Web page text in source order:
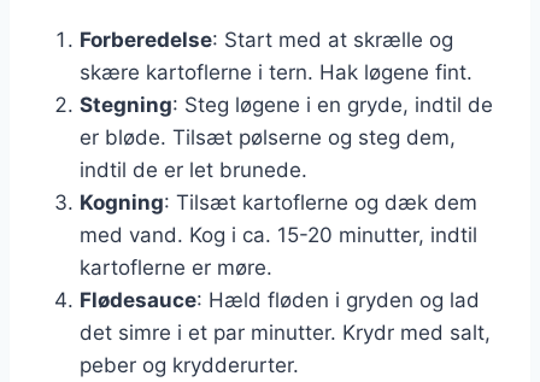
Forberedelse: Start med at skrælle og
skære kartoflerne i tern. Hak løgene fint.
Stegning: Steg løgene i en gryde, indtil de
er bløde. Tilsæt pølserne og steg dem,
indtil de er let brunede.
Kogning: Tilsæt kartoflerne og dæk dem
med vand. Kog i ca. 15-20 minutter, indtil
kartoflerne er møre.
Flødesauce: Hæld fløden i gryden og lad
det simre i et par minutter. Krydr med salt,
peber og krydderurter.